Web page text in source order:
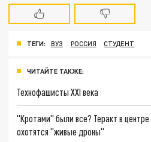
ТЕГИ: ВУЗ РОССИЯ СТУДЕНТ
ЧИТАЙТЕ ТАКЖЕ:
Технофашисты XXI века
"Кротами" были все? Теракт в
охотятся "живые дроны"